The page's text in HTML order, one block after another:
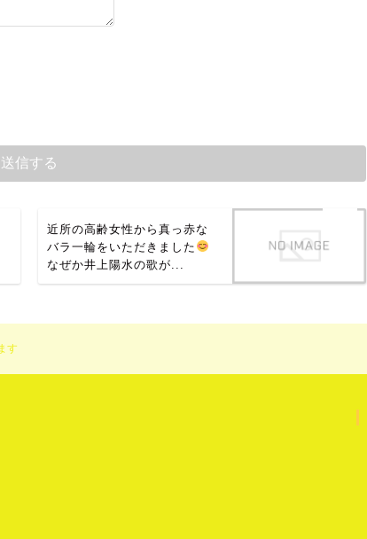
近所の高齢女性から真っ赤な
バラ一輪をいただきました
なぜか井上陽水の歌が...
す